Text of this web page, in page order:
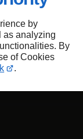
by
as analyzing
By
of Cookies
.